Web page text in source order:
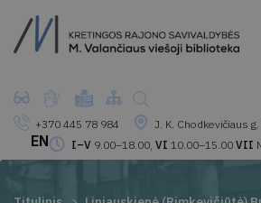
+370 445 78 984
J. K. Chodkevičiaus
I–V 9.00–18.00, VI 10.00–15.00 VII
EN